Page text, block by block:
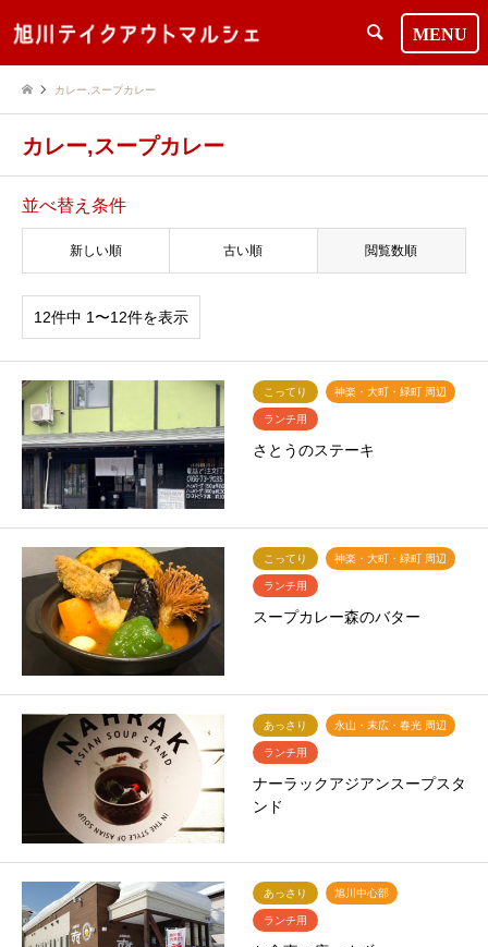
検索
カレー,スープカレー
カレー,スープカレー
並べ替え条件
新しい順 古い順 閲覧数順
12件中 1〜12件を表示
こってり 神楽・大町・緑町 周辺
ランチ用
さとうのステーキ
こってり 神楽・大町・緑町 周辺
ランチ用
スープカレー森のバター
あっさり 永山・末広・春光 周辺
ランチ用
ナーラックアジアンスープスタ
ンド
あっさり 旭川中心部
ランチ用